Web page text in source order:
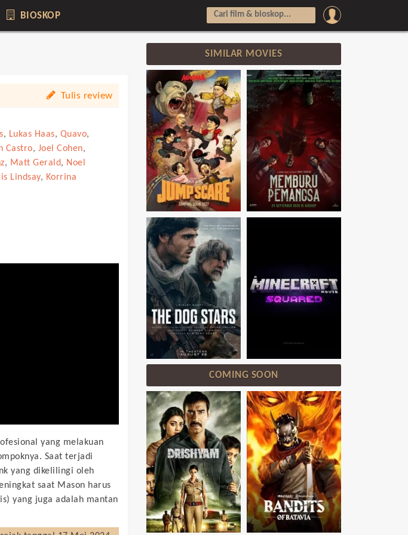
BIOSKOP
Tulis review
, Lukas Haas, Quavo,
Castro, Joel Cohen,
, Matt Gerald, Noel
Lindsay, Korrina
yang melakuan
Saat terjadi
yang dikelilingi oleh
saat Mason harus
yang juga adalah mantan
SIMILAR MOVIES
COMING SOON